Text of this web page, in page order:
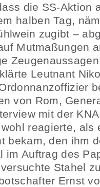
die SS-Aktion
halben Tag,
zugibt –
Mutmaßungen
Leutnant
von Rom,
mit der
reagierte, als
bekam, den ihm
im Auftrag des
Stahel
Ernst